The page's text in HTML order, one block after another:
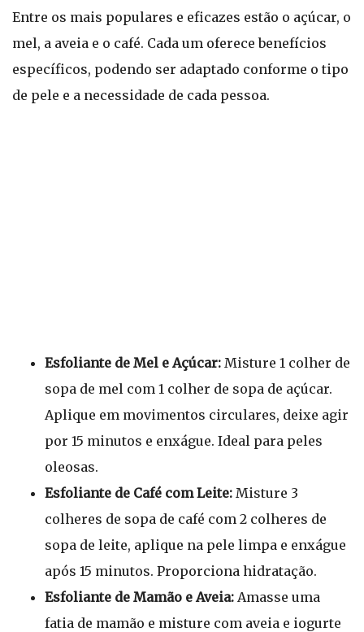
Entre os mais populares e eficazes estão o açúcar, o
mel, a aveia e o café. Cada um oferece benefícios
específicos, podendo ser adaptado conforme o tipo
de pele e a necessidade de cada pessoa.
Esfoliante de Mel e Açúcar: Misture 1 colher de
sopa de mel com 1 colher de sopa de açúcar.
Aplique em movimentos circulares, deixe agir
por 15 minutos e enxágue. Ideal para peles
oleosas.
Esfoliante de Café com Leite: Misture 3
colheres de sopa de café com 2 colheres de
sopa de leite, aplique na pele limpa e enxágue
após 15 minutos. Proporciona hidratação.
Esfoliante de Mamão e Aveia: Amasse uma
fatia de mamão e misture com aveia e iogurte